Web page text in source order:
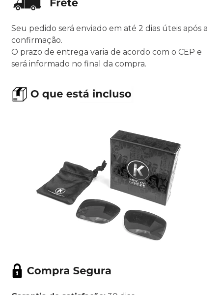
Seu pedido será enviado em até 2 dias úteis após a
confirmação.
O prazo de entrega varia de acordo com o CEP e
será informado no final da compra.